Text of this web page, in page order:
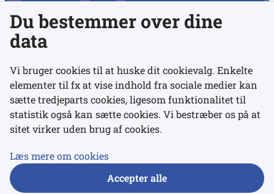
Se alle kontaktnumre
Links
Udgivelser
Du bestemmer over dine
data
Vi bruger cookies til at huske dit cookievalg. Enkelte
elementer til fx at vise indhold fra sociale medier kan
sætte tredjeparts cookies, ligesom funktionalitet til
statistik også kan sætte cookies. Vi bestræber os på at
sitet virker uden brug af cookies.
Læs mere om cookies
Accepter alle